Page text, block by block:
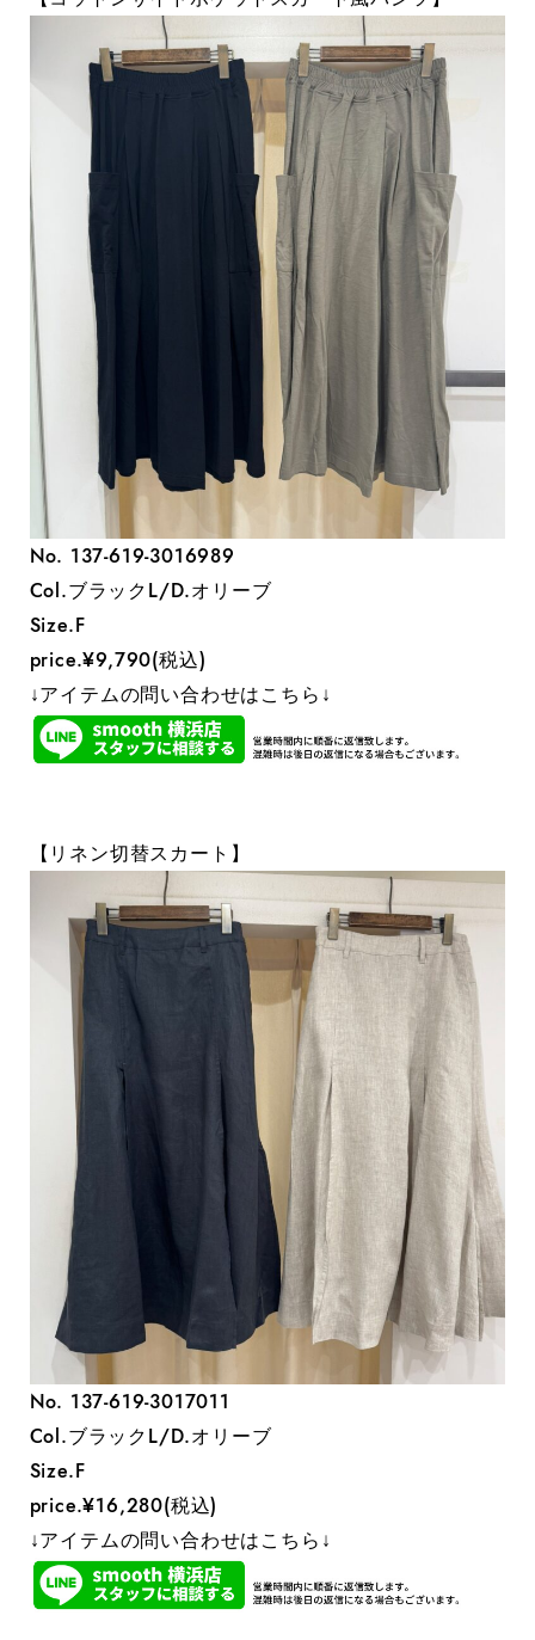
No. 137-619-3016989
Col.ブラックL/D.オリーブ
Size.F
price.¥9,790(税込)
↓アイテムの問い合わせはこちら↓
【リネン切替スカート】
No. 137-619-3017011
Col.ブラックL/D.オリーブ
Size.F
price.¥16,280(税込)
↓アイテムの問い合わせはこちら↓